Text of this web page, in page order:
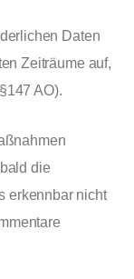
Daten
Zeiträume auf,
AO).
die
erkennbar nicht